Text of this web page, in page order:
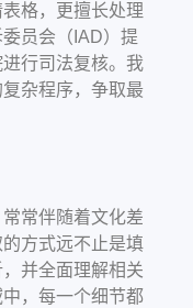
格，更擅长处理
员会（IAD）提
行司法复核。我
杂程序，争取最
常伴随着文化差
方式远不止是填
并全面理解相关
，每一个细节都